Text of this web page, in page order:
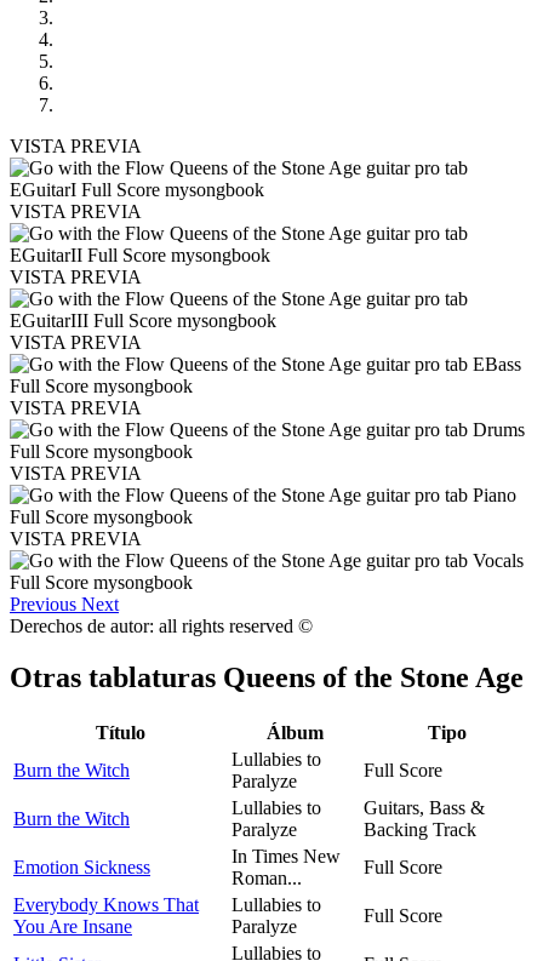
VISTA PREVIA
VISTA PREVIA
VISTA PREVIA
VISTA PREVIA
VISTA PREVIA
VISTA PREVIA
VISTA PREVIA
Previous Next
Derechos de autor: all rights reserved ©
Otras tablaturas Queens of the Stone Age
Título Álbum
Tipo
Burn the Witch
Lullabies to
Paralyze
Full Score
Burn the Witch
Lullabies to
Paralyze
Guitars, Bass &
Backing Track
Emotion Sickness
In Times New
Roman...
Full Score
Everybody Knows That
You Are Insane
Lullabies to
Paralyze
Full Score
Lullabies to